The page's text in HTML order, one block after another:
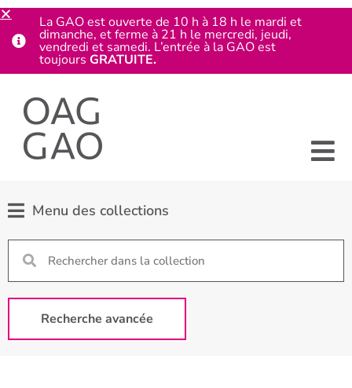
Menu des collections
Recherche avancée
La GAO est ouverte de 10 h à 18 h le mardi et
dimanche, et ferme à 21 h le mercredi, jeudi,
vendredi et samedi. L’entrée à la GAO est
toujours GRATUITE.